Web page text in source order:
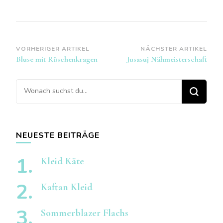
Beitragsnavigation
VORHERIGER ARTIKEL
Bluse mit Rüschenkragen
NÄCHSTER ARTIKEL
Jusasuj Nähmeisterschaft
Suchst
du
NEUESTE BEITRÄGE
Kleid Käte
Kaftan Kleid
Sommerblazer Flachs